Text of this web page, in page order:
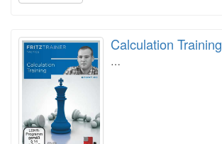
Calculation Training
…